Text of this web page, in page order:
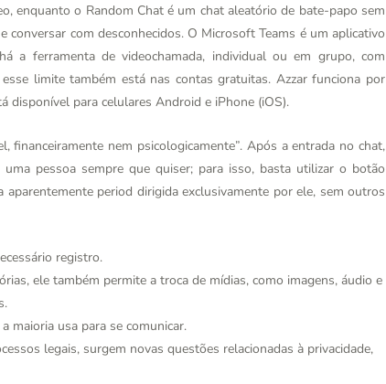
enquanto o Random Chat é um chat aleatório de bate-papo sem
com desconhecidos. O Microsoft Teams é um aplicativo
a ferramenta de videochamada, individual ou em grupo, com
limite também está nas contas gratuitas. Azzar funciona por
disponível para celulares Android e iPhone (iOS).
nem psicologicamente”. Após a entrada no chat,
pessoa sempre que quiser; para isso, basta utilizar o botão
period dirigida exclusivamente por ele, sem outros
registro.
ele também permite a troca de mídias, como imagens, áudio e
maioria usa para se comunicar.
legais, surgem novas questões relacionadas à privacidade,